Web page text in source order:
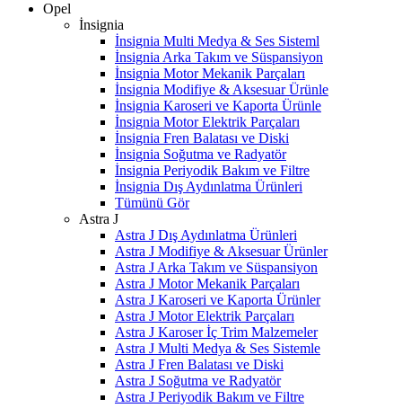
Opel
İnsignia
İnsignia Multi Medya & Ses Sisteml
İnsignia Arka Takım ve Süspansiyon
İnsignia Motor Mekanik Parçaları
İnsignia Modifiye & Aksesuar Ürünle
İnsignia Karoseri ve Kaporta Ürünle
İnsignia Motor Elektrik Parçaları
İnsignia Fren Balatası ve Diski
İnsignia Soğutma ve Radyatör
İnsignia Periyodik Bakım ve Filtre
İnsignia Dış Aydınlatma Ürünleri
Tümünü Gör
Astra J
Astra J Dış Aydınlatma Ürünleri
Astra J Modifiye & Aksesuar Ürünler
Astra J Arka Takım ve Süspansiyon
Astra J Motor Mekanik Parçaları
Astra J Karoseri ve Kaporta Ürünler
Astra J Motor Elektrik Parçaları
Astra J Karoser İç Trim Malzemeler
Astra J Multi Medya & Ses Sistemle
Astra J Fren Balatası ve Diski
Astra J Soğutma ve Radyatör
Astra J Periyodik Bakım ve Filtre